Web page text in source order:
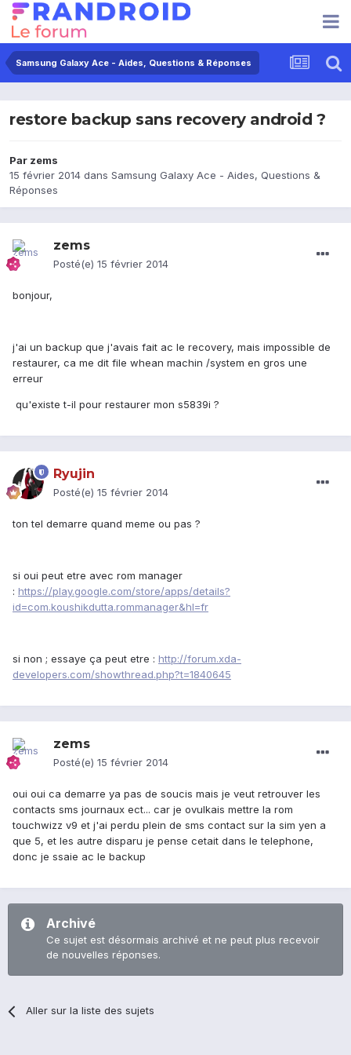
Samsung Galaxy Ace - Aides, Questions & Réponses
restore backup sans recovery android ?
Par zems
15 février 2014 dans Samsung Galaxy Ace - Aides, Questions &
Réponses
zems
Posté(e) 15 février 2014
bonjour,
j'ai un backup que j'avais fait ac le recovery, mais impossible de
restaurer, ca me dit file whean machin /system en gros une
erreur
qu'existe t-il pour restaurer mon s5839i ?
Ryujin
Posté(e) 15 février 2014
ton tel demarre quand meme ou pas ?
si oui peut etre avec rom manager
: https://play.google.com/store/apps/details?
id=com.koushikdutta.rommanager&hl=fr
si non ; essaye ça peut etre : http://forum.xda-
developers.com/showthread.php?t=1840645
zems
Posté(e) 15 février 2014
oui oui ca demarre ya pas de soucis mais je veut retrouver les
contacts sms journaux ect... car je ovulkais mettre la rom
touchwizz v9 et j'ai perdu plein de sms contact sur la sim yen a
que 5, et les autre disparu je pense cetait dans le telephone,
donc je ssaie ac le backup
Archivé
Ce sujet est désormais archivé et ne peut plus recevoir
de nouvelles réponses.
Aller sur la liste des sujets